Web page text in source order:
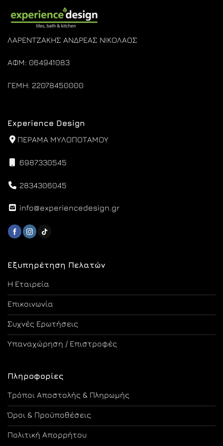
ΛΑΡΕΝΤΖΑΚΗΣ ΑΝΔΡΕΑΣ ΝΙΚΟΛΑΟΣ
ΑΦΜ: 064941083
ΓΕΜΗ: 22078450000
Εξυπηρέτηση Πελατών
Η Εταιρεία
Επικοινωνία
Συχνές Ερωτήσεις
Υπαναχώρηση / Επιστροφές
Πληροφορίες
Τρόποι Αποστολής & Πληρωμής
Όροι & Προϋποθέσεις
Πολιτική Απορρήτου
Experience Design
ΠΕΡΑΜΑ ΜΥΛΟΠΟΤΑΜΟΥ
6987330545
2834306045
info@experiencedesign.gr